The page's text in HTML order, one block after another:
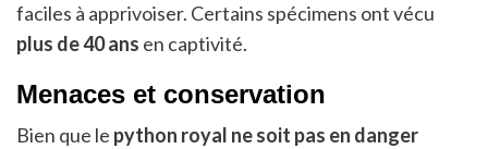
faciles à apprivoiser. Certains spécimens ont vécu
plus de 40 ans en captivité.
Menaces et conservation
Bien que le python royal ne soit pas en danger